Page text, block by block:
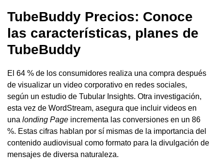
TubeBuddy Precios: Conoce
las características, planes de
TubeBuddy
El 64 % de los consumidores realiza una compra después
de visualizar un video corporativo en redes sociales,
según un estudio de Tubular Insights. Otra investigación,
esta vez de WordStream, asegura que incluir videos en
una londing Page incrementa las conversiones en un 86
%. Estas cifras hablan por sí mismas de la importancia del
contenido audiovisual como formato para la divulgación de
mensajes de diversa naturaleza.